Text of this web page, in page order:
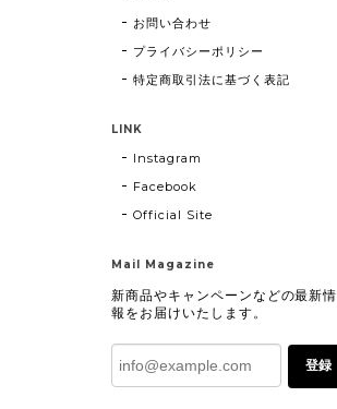
お問い合わせ
プライバシーポリシー
特定商取引法に基づく表記
LINK
Instagram
Facebook
Official Site
Mail Magazine
新商品やキャンペーンなどの最新情
報をお届けいたします。
登録